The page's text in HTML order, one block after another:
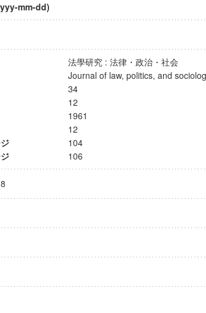
mm-dd)
法學研究 : 法律・政治・社会
Journal of law, politics, and
34
12
1961
12
104
106